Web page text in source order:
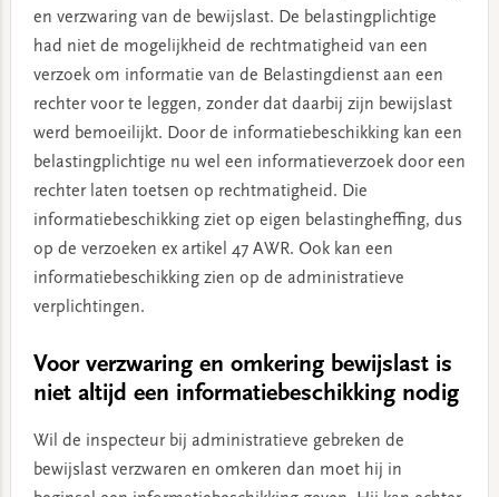
en verzwaring van de bewijslast. De belastingplichtige
had niet de mogelijkheid de rechtmatigheid van een
verzoek om informatie van de Belastingdienst aan een
rechter voor te leggen, zonder dat daarbij zijn bewijslast
werd bemoeilijkt. Door de informatiebeschikking kan een
belastingplichtige nu wel een informatieverzoek door een
rechter laten toetsen op rechtmatigheid. Die
informatiebeschikking ziet op eigen belastingheffing, dus
op de verzoeken ex artikel 47 AWR. Ook kan een
informatiebeschikking zien op de administratieve
verplichtingen.
Voor verzwaring en omkering bewijslast is
niet altijd een informatiebeschikking nodig
Wil de inspecteur bij administratieve gebreken de
bewijslast verzwaren en omkeren dan moet hij in